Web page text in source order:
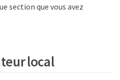
section que vous avez
local